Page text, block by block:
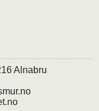
Alnabru